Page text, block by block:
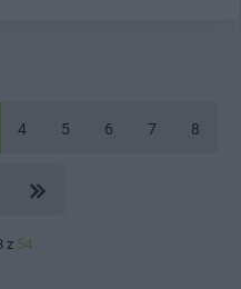
4 5 6 7 8
z 54